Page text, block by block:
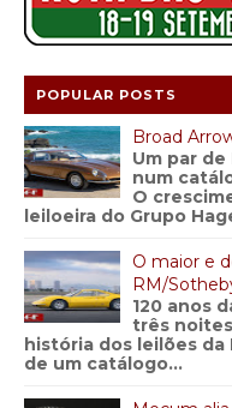
POPULAR POSTS
Broad
Um par de
num
O
leiloeira do Grupo
O maior e
RM/
120 anos
três
história dos leilões da
de um catálogo...